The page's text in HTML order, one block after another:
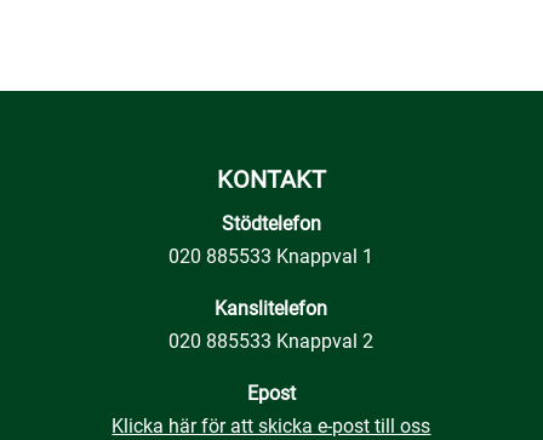
KONTAKT
Stödtelefon
020 885533 Knappval 1
Kanslitelefon
020 885533 Knappval 2
Epost
Klicka här för att skicka e-post till oss